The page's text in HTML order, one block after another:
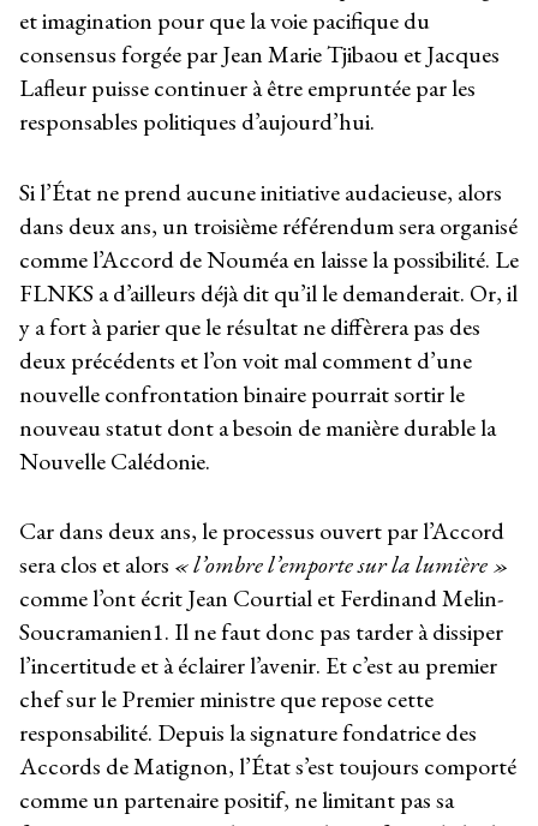
et imagination pour que la voie pacifique du
consensus forgée par Jean Marie Tjibaou et Jacques
Lafleur puisse continuer à être empruntée par les
responsables politiques d’aujourd’hui.
Si l’État ne prend aucune initiative audacieuse, alors
dans deux ans, un troisième référendum sera organisé
comme l’Accord de Nouméa en laisse la possibilité. Le
FLNKS a d’ailleurs déjà dit qu’il le demanderait. Or, il
y a fort à parier que le résultat ne diffèrera pas des
deux précédents et l’on voit mal comment d’une
nouvelle confrontation binaire pourrait sortir le
nouveau statut dont a besoin de manière durable la
Nouvelle Calédonie.
Car dans deux ans, le processus ouvert par l’Accord
sera clos et alors « l’ombre l’emporte sur la lumière »
comme l’ont écrit Jean Courtial et Ferdinand Melin-
Soucramanien1. Il ne faut donc pas tarder à dissiper
l’incertitude et à éclairer l’avenir. Et c’est au premier
chef sur le Premier ministre que repose cette
responsabilité. Depuis la signature fondatrice des
Accords de Matignon, l’État s’est toujours comporté
comme un partenaire positif, ne limitant pas sa